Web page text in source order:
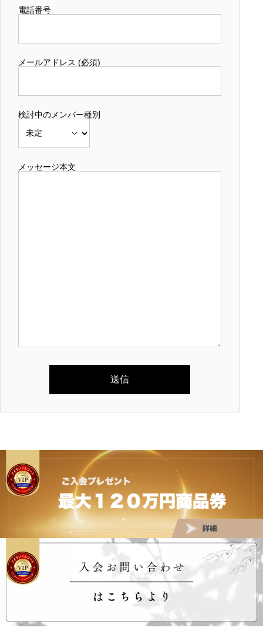
電話番号
メールアドレス (必須)
検討中のメンバー種別
メッセージ本文